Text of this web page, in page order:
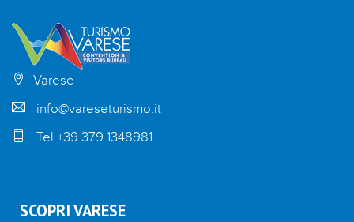
Varese
info@vareseturismo.it
Tel +39 379 1348981
SCOPRI VARESE